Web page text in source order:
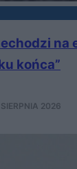
na
końca”
2026